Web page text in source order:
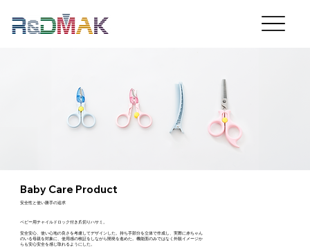
Baby Care Product
安全性と使い勝手の追求
ベビー用チャイルドロック付き爪切りハサミ。
安全安心、使い心地の良さを考慮してデザインした。持ち手部分を立体で作成し、実際に赤ちゃん
のいる母親を対象に、使用感の検証をしながら開発を進めた。機能面のみではなく外観イメージか
らも安心安全を感じ取れるようにした。